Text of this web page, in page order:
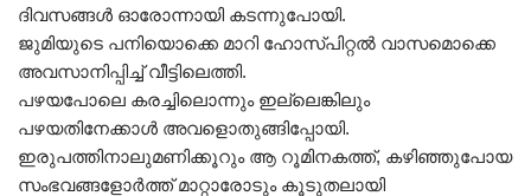
ദിവസങ്ങൾ ഓരോന്നായി കടന്നുപോയി.
ജുമിയുടെ പനിയൊക്കെ മാറി ഹോസ്പിറ്റൽ വാസമൊക്കെ
അവസാനിപ്പിച്ച് വീട്ടിലെത്തി.
പഴയപോലെ കരച്ചിലൊന്നും ഇല്ലെങ്കിലും
പഴയതിനേക്കാൾ അവളൊതുങ്ങിപ്പോയി.
ഇരുപത്തിനാലുമണിക്കൂറും ആ റൂമിനകത്ത്, കഴിഞ്ഞുപോയ
സംഭവങ്ങളോർത്ത് മാറ്റാരോടും കൂടുതലായി